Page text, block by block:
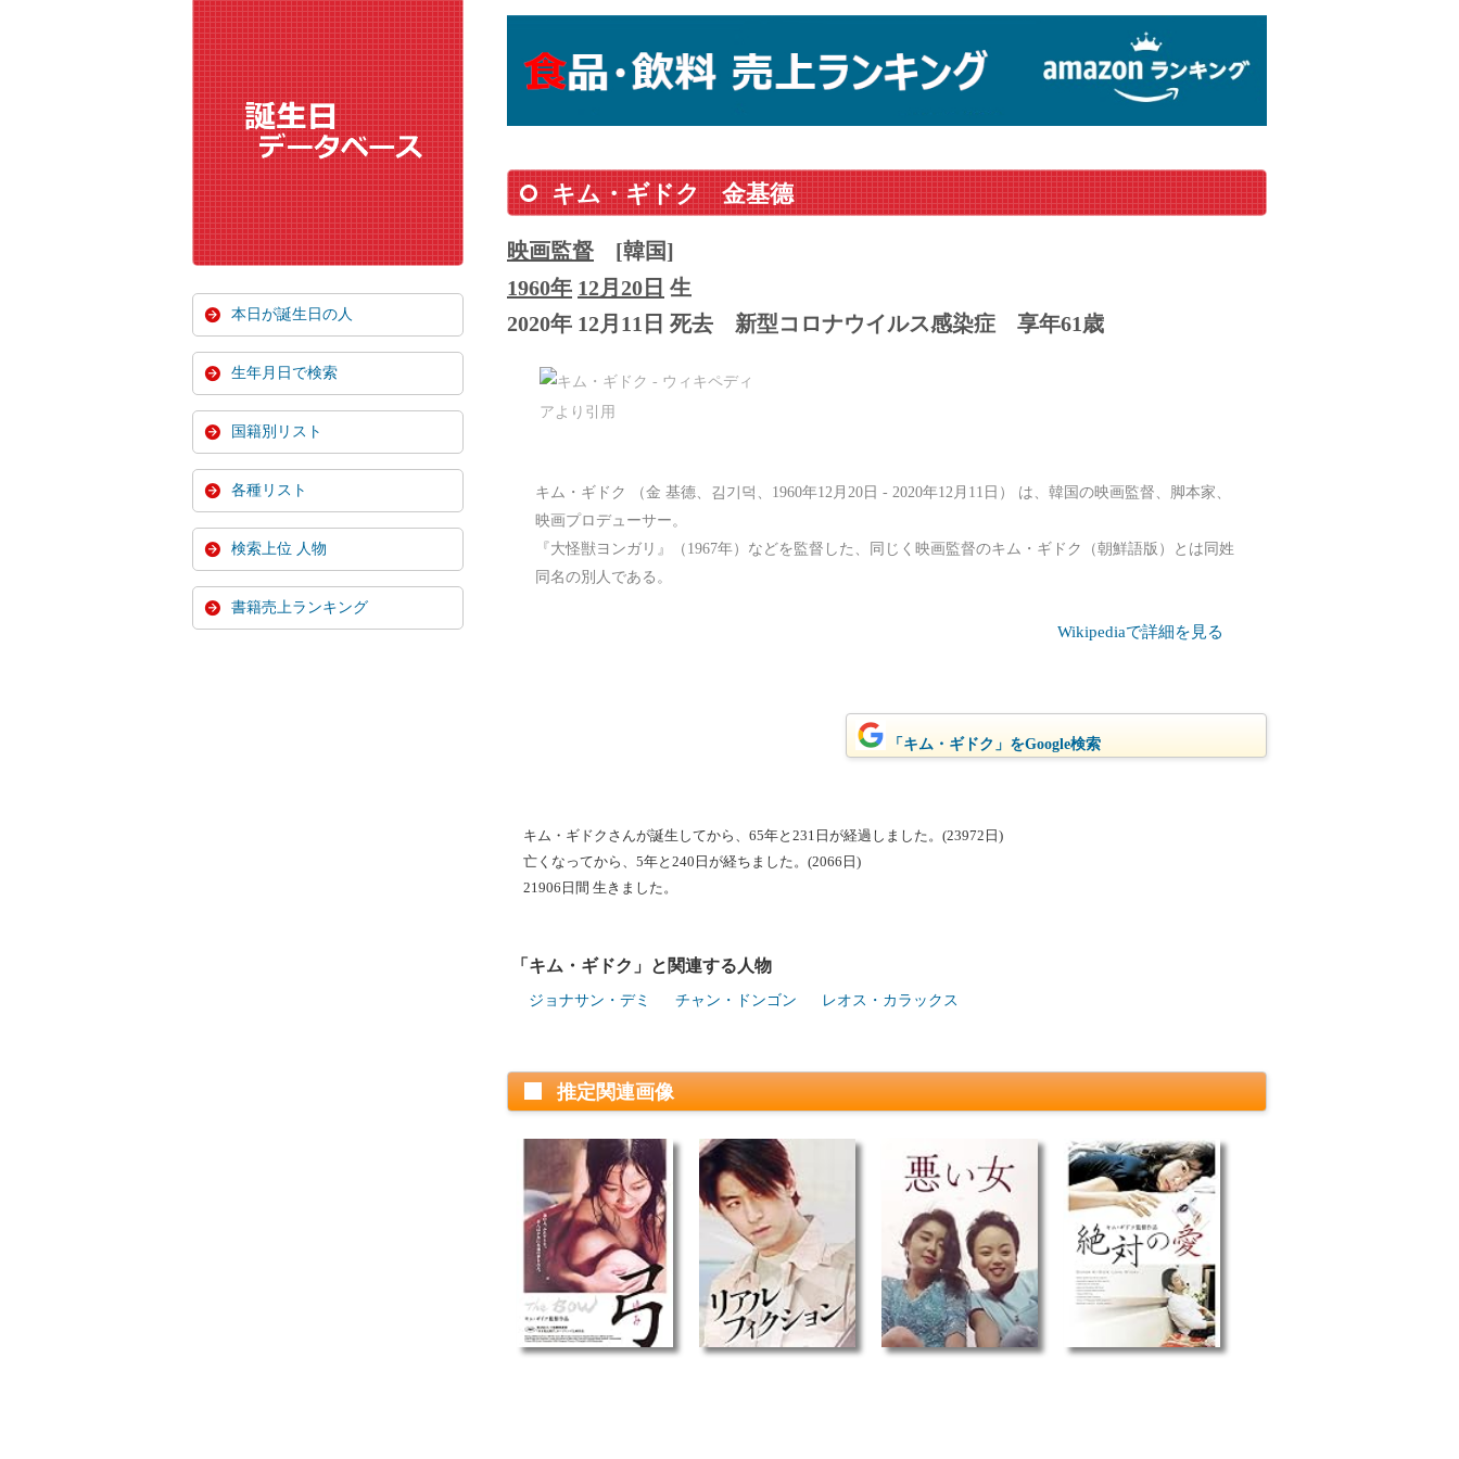
キム・ギドク 金基德
映画監督
[韓国]
1960年 12月20日 生
2020年 12月11日 死去
新型コロナウイルス感染症 享年61歳
キム・ギドク （金 基德、김기덕、1960年12月20日 - 2020年12月11日） は、韓国の映画監督、脚本家、
映画プロデューサー。
『大怪獣ヨンガリ』（1967年）などを監督した、同じく映画監督のキム・ギドク（朝鮮語版）とは同姓
同名の別人である。
Wikipediaで詳細を見る
「キム・ギドク」をGoogle検索
キム・ギドクさんが誕生してから、65年と231日が経過しました。(23972日)
亡くなってから、5年と240日が経ちました。(2066日)
21906日間 生きました。
「キム・ギドク」と関連する人物
ジョナサン・デミ チャン・ドンゴン レオス・カラックス
推定関連画像
本日が誕生日の人
生年月日で検索
国籍別リスト
各種リスト
検索上位 人物
書籍売上ランキング